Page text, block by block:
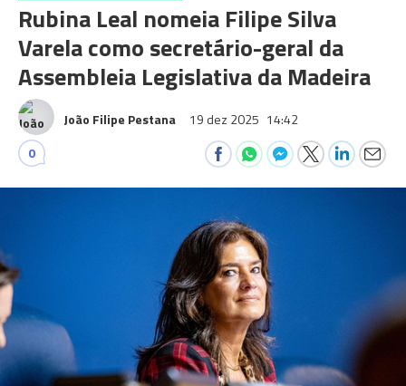
Rubina Leal nomeia Filipe Silva
Varela como secretário-geral da
Assembleia Legislativa da Madeira
João Filipe Pestana 19 dez 2025 14:42
0